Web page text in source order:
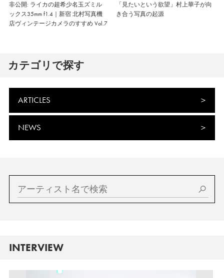
非公開: ライカの超希少名玉ズミル
ックス35mm f1.4｜新宿 北村写真機
店ヴィンテージカメラのすすめ Vol.7
「見たいという欲望」村上華子が向
き合う写真の起源
カテゴリで探す
ARTICLES
NEWS
INTERVIEW